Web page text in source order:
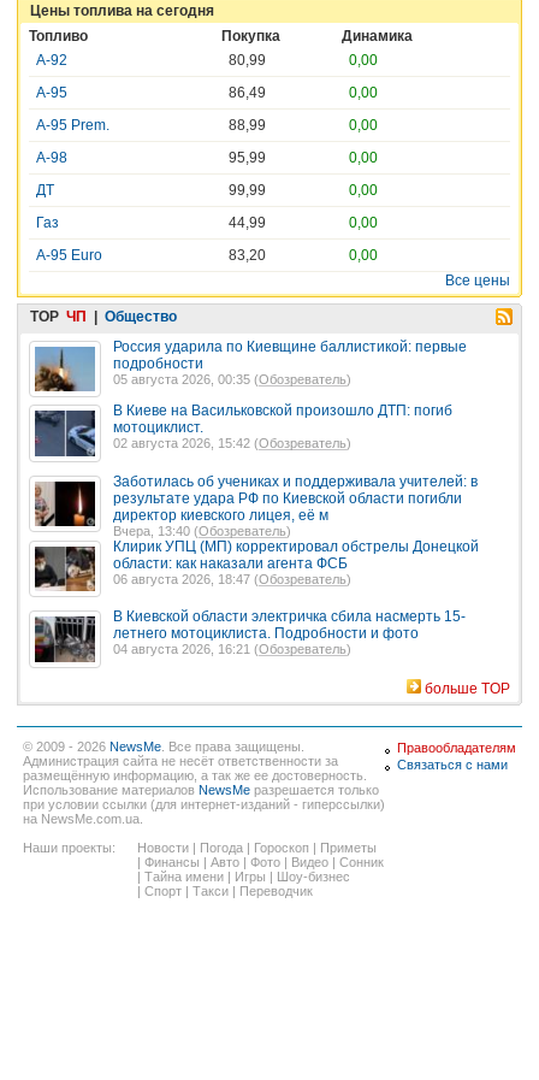
Цены топлива на сегодня
Топливо
Покупка
Динамика
А-92
80,99
0,00
А-95
86,49
0,00
А-95 Prem.
88,99
0,00
А-98
95,99
0,00
ДТ
99,99
0,00
Газ
44,99
0,00
A-95 Euro
83,20
0,00
Все цены
TOP ЧП | Общество
Россия ударила по Киевщине баллистикой: первые
подробности
05 августа 2026, 00:35 (Обозреватель)
В Киеве на Васильковской произошло ДТП: погиб
мотоциклист.
02 августа 2026, 15:42 (Обозреватель)
Заботилась об учениках и поддерживала учителей: в
результате удара РФ по Киевской области погибли
директор киевского лицея, её м
Вчера, 13:40 (Обозреватель)
Клирик УПЦ (МП) корректировал обстрелы Донецкой
области: как наказали агента ФСБ
06 августа 2026, 18:47 (Обозреватель)
В Киевской области электричка сбила насмерть 15-
летнего мотоциклиста. Подробности и фото
04 августа 2026, 16:21 (Обозреватель)
больше TOP
© 2009 - 2026 NewsMe . Все права защищены.
Администрация сайта не несёт ответственности за
размещённую информацию, а так же ее достоверность.
Использование материалов NewsMe разрешается только
при условии ссылки (для интернет-изданий - гиперссылки)
на NewsMe.com.ua.
Наши проекты:
Новости | Погода | Гороскоп | Приметы
| Финансы | Авто | Фото | Видео | Сонник
| Тайна имени | Игры | Шоу-бизнес
| Спорт | Такси | Переводчик
Правообладателям
Связаться с нами